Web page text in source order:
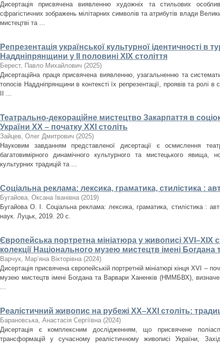
Дисертація присвячена виявленню художніх та стильових
сфрагістичних зображень мілітарних символів та атрибутів влади
мистецтві та ...
Репрезентація української культурної ідентичності в
Наддніпрянщини у ІІ половині XIX століття
Берест, Павло Михайлович (2025)
Дисертаційна праця присвячена виявленню, узагальненню та
топосів Наддніпрянщини в контексті їх репрезентації, проявів та ролі в
ІІ ...
Театрально-декораційне мистецтво Закарпаття в
України ХХ – початку ХХІ століть
Зайцев, Олег Дмитрович (2025)
Науковим завданням представленої дисертації є осмислення
багатовимірного динамічного культурного та мистецького явища,
культурних традицій та ...
Соціальна реклама: лексика, граматика, стилістика :
Бугайова, Оксана Іванівна (2019)
Бугайова О. І. Соціальна реклама: лексика, граматика, стилістика :
наук. Луцьк, 2019. 20 с.
Європейська портретна мініатюра у живописі XVI–XIX
колекції Національного музею мистецтв імені Богдана
Варчук, Мар’яна Вікторівна (2024)
Дисертація присвячена європейській портретній мініатюрі кінця XVI –
музею мистецтв імені Богдана та Варвари Ханенків (НММБВХ),
...
Реалістичний живопис на рубежі ХХ–ХХІ століть:
Барановська, Анастасія Сергіївна (2024)
Дисертація є комплексним дослідженням, що присвячене
трансформацій у сучасному реалістичному живописі України,